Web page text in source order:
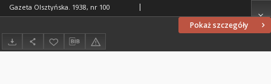
Pokaż szczegóły
Gazeta Olsztyńska. 1938, nr 100